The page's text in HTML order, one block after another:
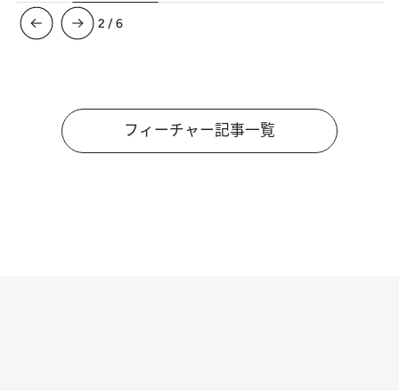
3 /6
フィーチャー記事一覧